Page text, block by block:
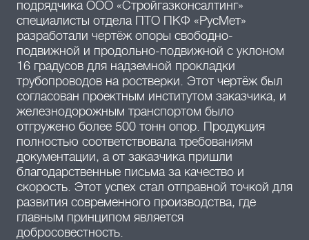
подрядчика ООО «Стройгазконсалтинг»
специалисты отдела ПТО ПКФ «РусМет»
разработали чертёж опоры свободно-
подвижной и продольно-подвижной с уклоном
16 градусов для надземной прокладки
трубопроводов на ростверки. Этот чертёж был
согласован проектным институтом заказчика, и
железнодорожным транспортом было
отгружено более 500 тонн опор. Продукция
полностью соответствовала требованиям
документации, а от заказчика пришли
благодарственные письма за качество и
скорость. Этот успех стал отправной точкой для
развития современного производства, где
главным принципом является
добросовестность.